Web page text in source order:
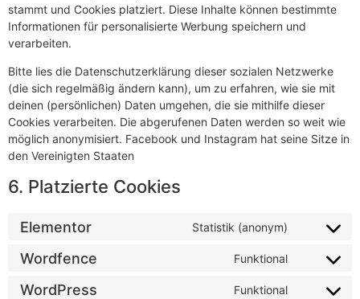
stammt und Cookies platziert. Diese Inhalte können bestimmte
Informationen für personalisierte Werbung speichern und
verarbeiten.
Bitte lies die Datenschutzerklärung dieser sozialen Netzwerke
(die sich regelmäßig ändern kann), um zu erfahren, wie sie mit
deinen (persönlichen) Daten umgehen, die sie mithilfe dieser
Cookies verarbeiten. Die abgerufenen Daten werden so weit wie
möglich anonymisiert. Facebook und Instagram hat seine Sitze in
den Vereinigten Staaten
6. Platzierte Cookies
Elementor Statistik (anonym)
Wordfence Funktional
WordPress Funktional